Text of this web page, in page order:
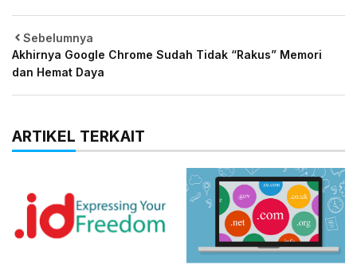
Sebelumnya
Akhirnya Google Chrome Sudah Tidak “Rakus” Memori
dan Hemat Daya
ARTIKEL TERKAIT